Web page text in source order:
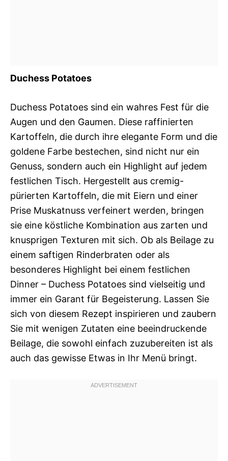
Duchess Potatoes
Duchess Potatoes sind ein wahres Fest für die
Augen und den Gaumen. Diese raffinierten
Kartoffeln, die durch ihre elegante Form und die
goldene Farbe bestechen, sind nicht nur ein
Genuss, sondern auch ein Highlight auf jedem
festlichen Tisch. Hergestellt aus cremig-
pürierten Kartoffeln, die mit Eiern und einer
Prise Muskatnuss verfeinert werden, bringen
sie eine köstliche Kombination aus zarten und
knusprigen Texturen mit sich. Ob als Beilage zu
einem saftigen Rinderbraten oder als
besonderes Highlight bei einem festlichen
Dinner – Duchess Potatoes sind vielseitig und
immer ein Garant für Begeisterung. Lassen Sie
sich von diesem Rezept inspirieren und zaubern
Sie mit wenigen Zutaten eine beeindruckende
Beilage, die sowohl einfach zuzubereiten ist als
auch das gewisse Etwas in Ihr Menü bringt.